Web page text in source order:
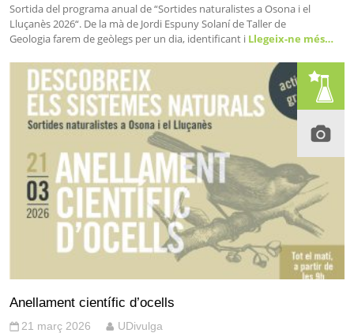
Sortida del programa anual de “Sortides naturalistes a Osona i el
Lluçanès 2026“. De la mà de Jordi Espuny Solaní de Taller de
Geologia farem de geòlegs per un dia, identificant i Llegeix-ne més…
Anellament científic d’ocells
21 març 2026 UDivulga